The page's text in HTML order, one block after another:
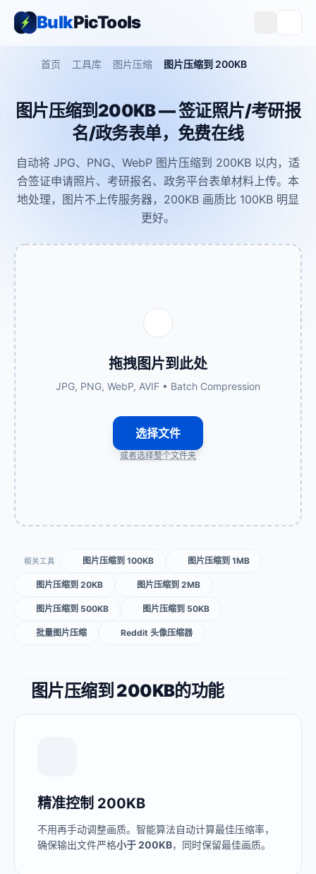
BulkPicTools
首页 工具库 图片压缩 图片压缩到 200KB
图片压缩到200KB — 签证照片/考研报
名/政务表单，免费在线
自动将 JPG、PNG、WebP 图片压缩到 200KB 以内，适
合签证申请照片、考研报名、政务平台表单材料上传。本
地处理，图片不上传服务器，200KB 画质比 100KB 明显
更好。
拖拽图片到此处
JPG, PNG, WebP, AVIF • Batch Compression
选择文件
或者选择整个文件夹
相关工具 图片压缩到 100KB 图片压缩到 1MB
图片压缩到 20KB 图片压缩到 2MB
图片压缩到 500KB 图片压缩到 50KB
批量图片压缩 Reddit 头像压缩器
图片压缩到 200KB的功能
精准控制 200KB
不用再手动调整画质。智能算法自动计算最佳压缩率，
确保输出文件严格小于 200KB，同时保留最佳画质。